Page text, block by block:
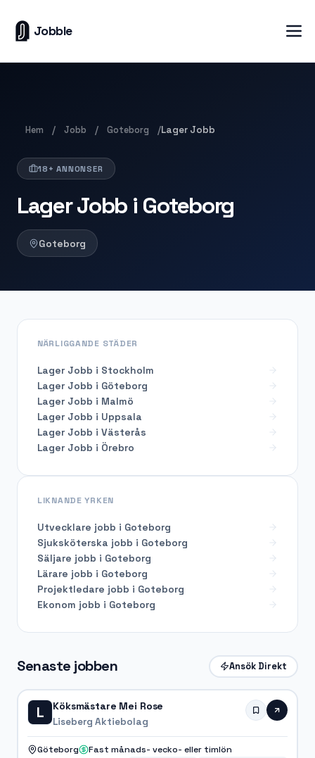
Jobble
Hem / Jobb / Goteborg /Lager Jobb
18+ ANNONSER
Lager Jobb i Goteborg
Goteborg
Senaste jobben Ansök Direkt
L Köksmästare Mei Rose
Liseberg Aktiebolag
Göteborg
Fast månads- vecko- eller timlön
NÄRLIGGANDE STÄDER
Lager Jobb i Stockholm
Lager Jobb i Göteborg
Lager Jobb i Malmö
Lager Jobb i Uppsala
Lager Jobb i Västerås
Lager Jobb i Örebro
LIKNANDE YRKEN
Utvecklare jobb i Goteborg
Sjuksköterska jobb i Goteborg
Säljare jobb i Goteborg
Lärare jobb i Goteborg
Projektledare jobb i Goteborg
Ekonom jobb i Goteborg